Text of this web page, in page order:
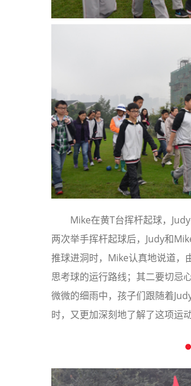
两次举手挥杆起球后，Judy和